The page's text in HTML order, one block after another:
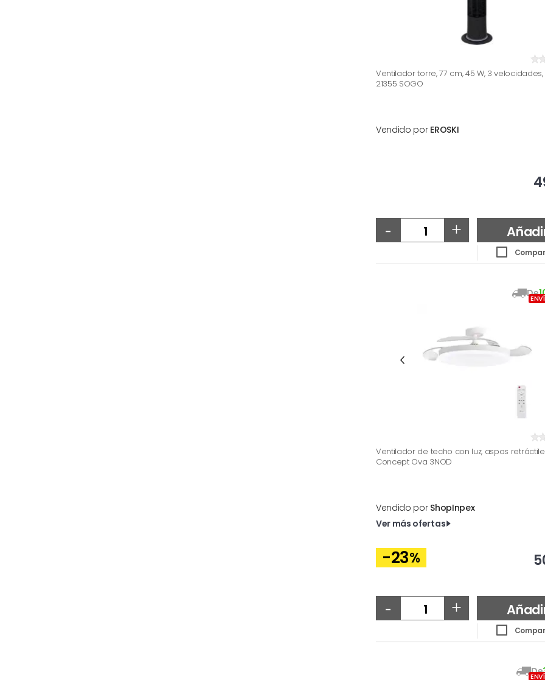
Ventilador torre, 77 cm, 45 W, 3 velocidades,
21355 SOGO
Vendido por EROSKI
- +
De
Ventilador de techo con luz, aspas
Concept Ova 3NOD
Vendido por ShopInpex
Ver más ofertas
-23%
- +
De